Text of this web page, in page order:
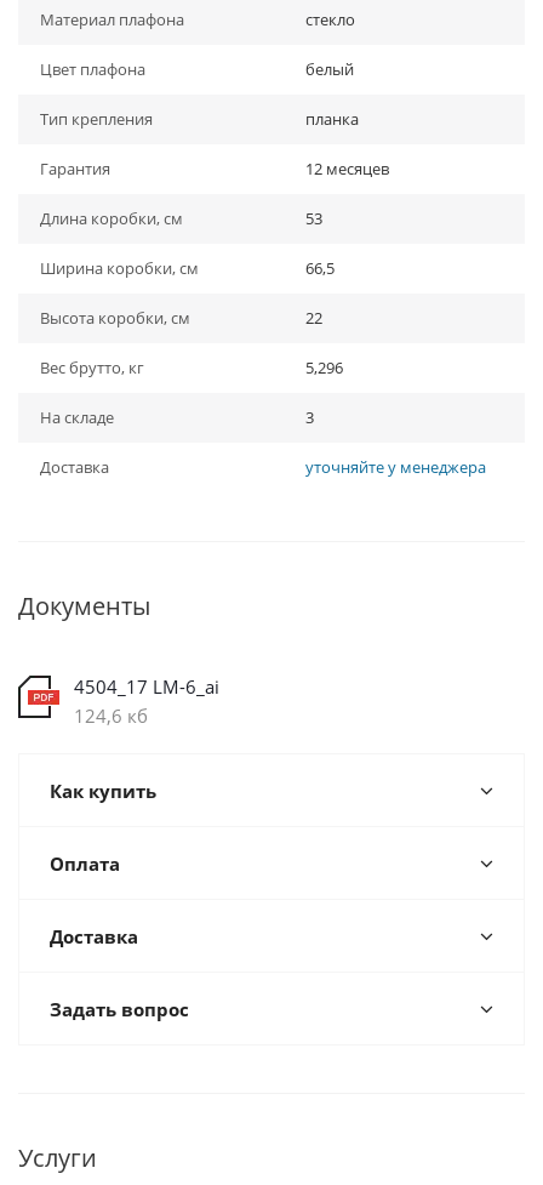
Материал плафона стекло
Цвет плафона белый
Тип крепления планка
Гарантия 12 месяцев
Длина коробки, см 53
Ширина коробки, см 66,5
Высота коробки, см 22
Вес брутто, кг 5,296
На складе 3
Доставка уточняйте у менеджера
Документы
4504_17 LM-6_ai
124,6 кб
Как купить
Оплата
Доставка
Задать вопрос
Услуги